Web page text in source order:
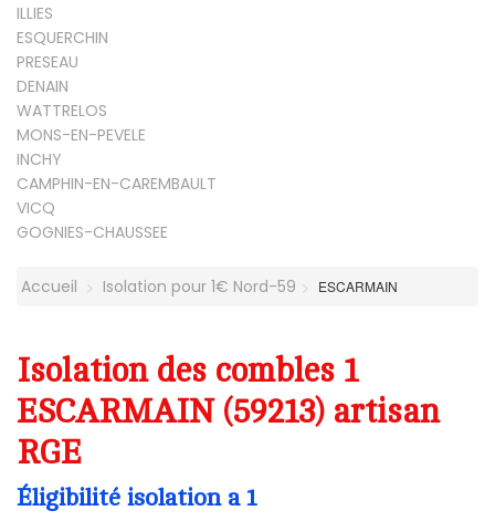
ILLIES
ESQUERCHIN
PRESEAU
DENAIN
WATTRELOS
MONS-EN-PEVELE
INCHY
CAMPHIN-EN-CAREMBAULT
VICQ
GOGNIES-CHAUSSEE
Accueil Isolation pour 1€ Nord-59 ESCARMAIN
Isolation des combles 1
ESCARMAIN (59213) artisan
RGE
Éligibilité isolation a 1